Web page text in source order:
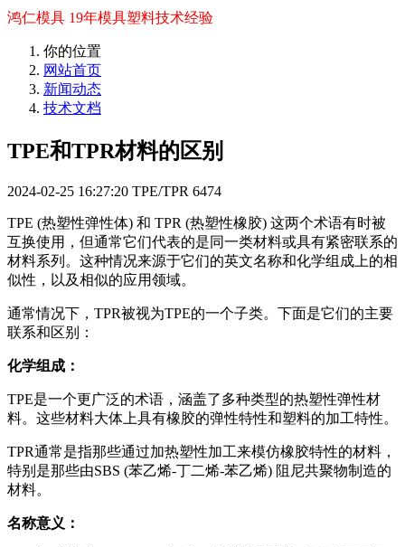
鸿仁模具 19年模具塑料技术经验
你的位置
网站首页
新闻动态
技术文档
TPE和TPR材料的区别
2024-02-25 16:27:20 TPE/TPR 6474
TPE (热塑性弹性体) 和 TPR (热塑性橡胶) 这两个术语有时被
互换使用，但通常它们代表的是同一类材料或具有紧密联系的
材料系列。这种情况来源于它们的英文名称和化学组成上的相
似性，以及相似的应用领域。
通常情况下，TPR被视为TPE的一个子类。下面是它们的主要
联系和区别：
化学组成：
TPE是一个更广泛的术语，涵盖了多种类型的热塑性弹性材
料。这些材料大体上具有橡胶的弹性特性和塑料的加工特性。
TPR通常是指那些通过加热塑性加工来模仿橡胶特性的材料，
特别是那些由SBS (苯乙烯-丁二烯-苯乙烯) 阻尼共聚物制造的
材料。
名称意义：